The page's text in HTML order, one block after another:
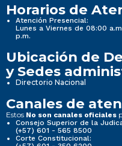
Horarios de
Atención Presencial:
Lunes a Viernes de 08:00
p.m.
Ubicación de
y Sedes
Directorio Nacional
Canales de
Estos No son canales oficiales
Consejo Superior de la
(+57) 601 - 565 8500
Corte Constitucional: